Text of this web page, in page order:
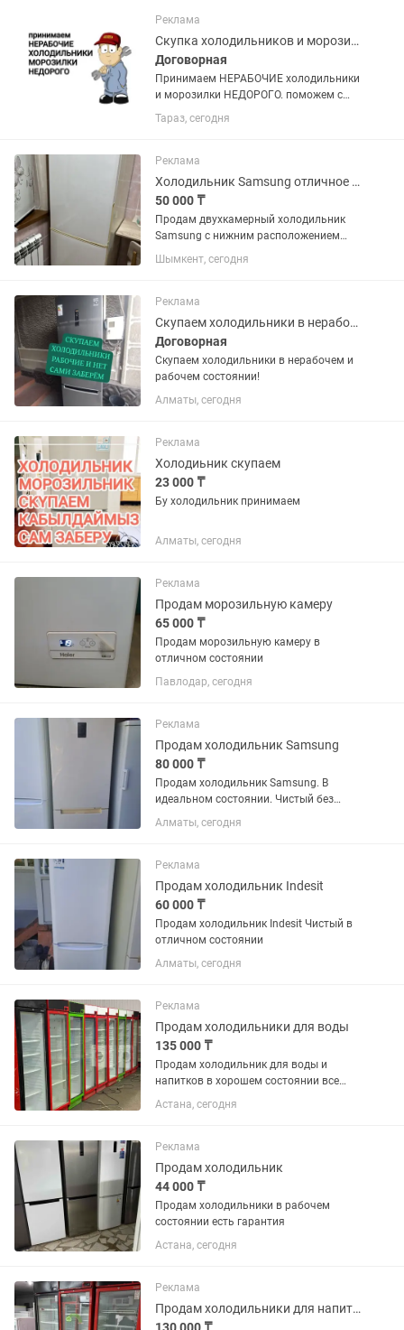
упустите такие вкусные цены !
Реклама
Скупка холодильников и морозилок
Договорная
Принимаем НЕРАБОЧИЕ холодильники
и морозилки НЕДОРОГО. поможем с
утилизацией и выноса с этажей старой
техники.
Тараз, сегодня
Реклама
Холодильник Samsung отличное состояние
50 000 ₸
Продам двухкамерный холодильник
Samsung с нижним расположением
морозильной камеры. Холодильник
полностью исправен, в отличном
состоянии. Работает стабильно,
хорошо...
Шымкент, сегодня
Реклама
Скупаем холодильники в нерабочем и рабочем состоянии!
Договорная
Скупаем холодильники в нерабочем и
рабочем состоянии!
Алматы, сегодня
Реклама
Холодиьник скупаем
23 000 ₸
Бу холодильник принимаем
Алматы, сегодня
Реклама
Продам морозильную камеру
65 000 ₸
Продам морозильную камеру в
отличном состоянии
Павлодар, сегодня
Реклама
Продам холодильник Samsung
80 000 ₸
Продам холодильник Samsung. В
идеальном состоянии. Чистый без
запахов резинки целые. Возможно
доставка
Алматы, сегодня
Реклама
Продам холодильник Indesit
60 000 ₸
Продам холодильник Indesit Чистый в
отличном состоянии
Алматы, сегодня
Реклама
Продам холодильники для воды
135 000 ₸
Продам холодильник для воды и
напитков в хорошем состоянии все
работает без дефектов
Астана, сегодня
Реклама
Продам холодильник
44 000 ₸
Продам холодильники в рабочем
состоянии есть гарантия
Астана, сегодня
Реклама
Продам холодильники для напитков в хорошем состоянии